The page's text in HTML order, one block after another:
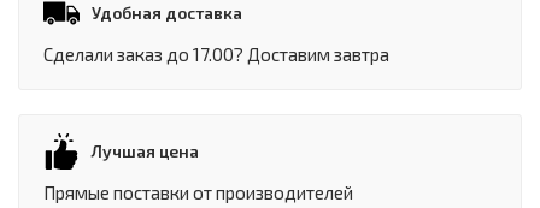
Удобная доставка
Сделали заказ до 17.00? Доставим завтра
Лучшая цена
Прямые поставки от производителей